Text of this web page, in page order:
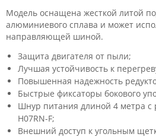
Модель оснащена жесткой литой
алюминиевого сплава и может
направляющей шиной.
Защита двигателя от пыли;
Лучшая устойчивость к
Повышенная надежность
Быстрые фиксаторы бокового
Шнур питания длиной 4 метра с
H07RN-F;
Внешний доступ к угольным